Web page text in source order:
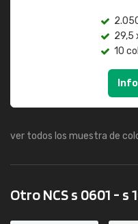
29,5
10
ver todos los muestra de
Otro NCS s 0601 - s